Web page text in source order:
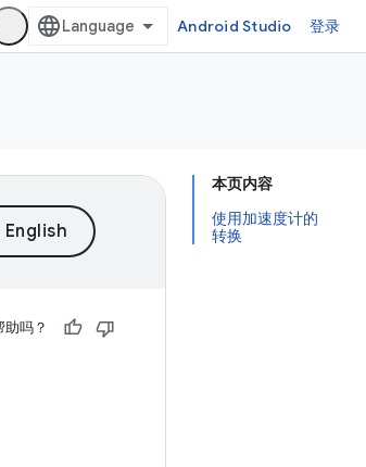
Android Studio 登录
本页内容
使用加速度计的
转换
吗？